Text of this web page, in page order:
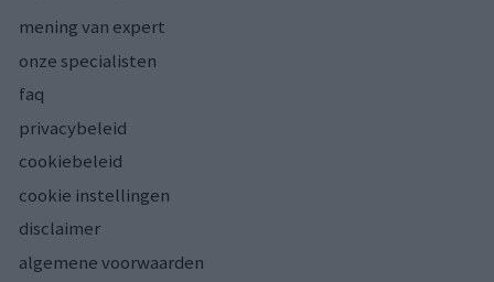
mening van expert
onze specialisten
faq
privacybeleid
cookiebeleid
cookie instellingen
disclaimer
algemene voorwaarden